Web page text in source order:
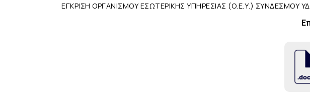
ΕΓΚΡΙΣΗ ΟΡΓΑΝΙΣΜΟΥ ΕΣΩΤΕΡΙΚΗΣ ΥΠΗΡΕΣΙΑΣ (Ο.Ε.Υ.) ΣΥΝΔΕΣΜΟΥ